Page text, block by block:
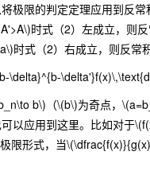
限的判定定理应用到反常
时式（2）左成立，则
时式（2）右成立，则反常积
\delta}^{b-
b\)（\(b\)为奇点，
以应用到这里。比如对于
限形式，当